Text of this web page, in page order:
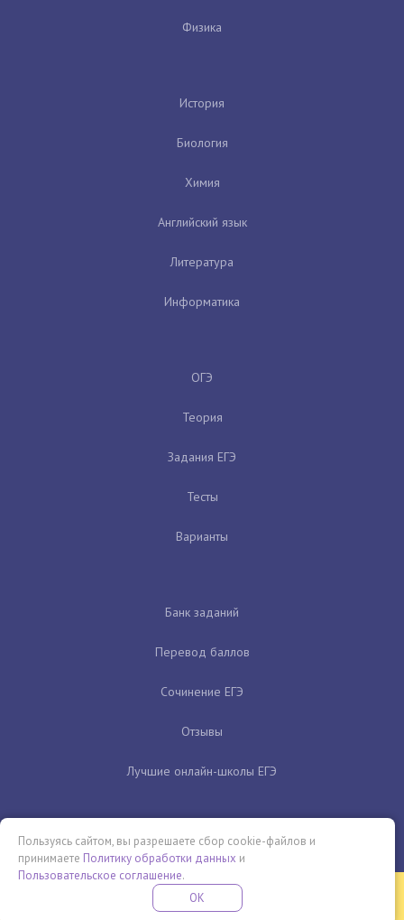
Физика
История
Биология
Химия
Английский язык
Литература
Информатика
ОГЭ
Теория
Задания ЕГЭ
Тесты
Варианты
Банк заданий
Перевод баллов
Сочинение ЕГЭ
Отзывы
Лучшие онлайн-школы ЕГЭ
Бесплатная летняя школа
ПРОВЕДИ ЭТО ЛЕТО С ПОЛЬЗОЙ
Пользуясь сайтом, вы разрешаете сбор cookie-файлов и
принимаете Политику обработки данных и
Пользовательское соглашение.
OK